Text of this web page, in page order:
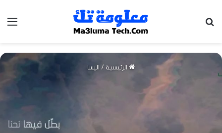
الرئيسية / اليسا